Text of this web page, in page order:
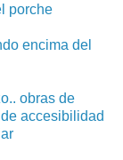
porche
encima del
obras de
accesibilidad